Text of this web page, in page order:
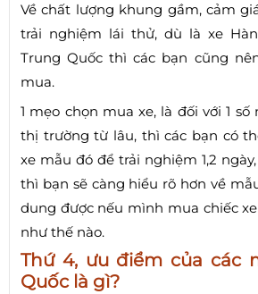
Về chất lượng khung gầm, cảm
trải nghiệm lái thử, dù là xe
Trung Quốc thì các bạn cũng
mua.
1 mẹo chọn mua xe, là đối với 1
thị trường từ lâu, thì các bạn có
xe mẫu đó để trải nghiệm 1,2
thì bạn sẽ càng hiểu rõ hơn về
dung được nếu mình mua chiếc xe
như thế nào.
Thứ 4, ưu điểm của các
Quốc là gì?